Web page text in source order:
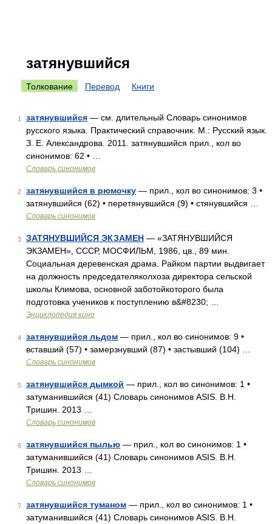
затянувшийся
Толкование Перевод Книги
1 затянувшийся — см. длительный Словарь синонимов
русского языка. Практический справочник. М.: Русский язык.
З. Е. Александрова. 2011. затянувшийся прил., кол во
синонимов: 62 • …
Словарь синонимов
2 затянувшийся в рюмочку — прил., кол во синонимов: 3 •
затянувшийся (62) • перетянувшийся (9) • стянувшийся …
Словарь синонимов
3 ЗАТЯНУВШИЙСЯ ЭКЗАМЕН — «ЗАТЯНУВШИЙСЯ
ЭКЗАМЕН», СССР, МОСФИЛЬМ, 1986, цв., 89 мин.
Социальная деревенская драма. Райком партии выдвигает
на должность председателяколхоза директора сельской
школы Климова, основной заботойкоторого была
подготовка учеников к поступлению в&#8230; …
Энциклопедия кино
4 затянувшийся льдом — прил., кол во синонимов: 9 •
вставший (57) • замерзнувший (87) • застывший (104) …
Словарь синонимов
5 затянувшийся дымкой — прил., кол во синонимов: 1 •
затуманившийся (41) Словарь синонимов ASIS. В.Н.
Тришин. 2013 …
Словарь синонимов
6 затянувшийся пылью — прил., кол во синонимов: 1 •
затуманившийся (41) Словарь синонимов ASIS. В.Н.
Тришин. 2013 …
Словарь синонимов
7 затянувшийся туманом — прил., кол во синонимов: 1 •
затуманившийся (41) Словарь синонимов ASIS. В.Н.